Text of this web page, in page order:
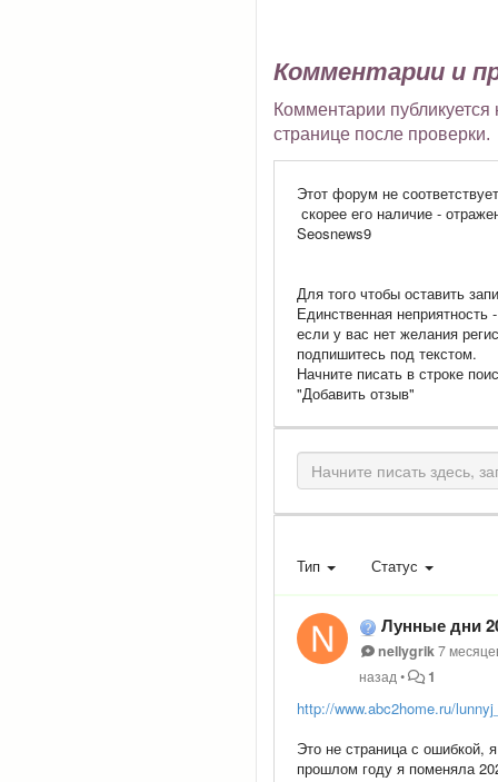
Комментарии и
Комментарии
странице после проверки.